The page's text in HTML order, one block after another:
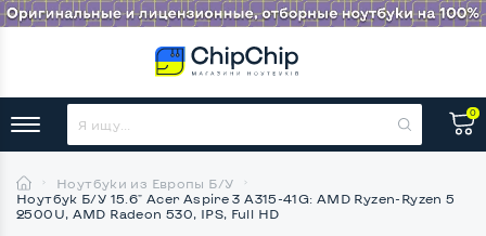
0
Ноутбуки из Европы Б/У
Ноутбук Б/У 15.6" Acer Aspire 3 A315-41G: AMD Ryzen-Ryzen 5
2500U, AMD Radeon 530, IPS, Full HD